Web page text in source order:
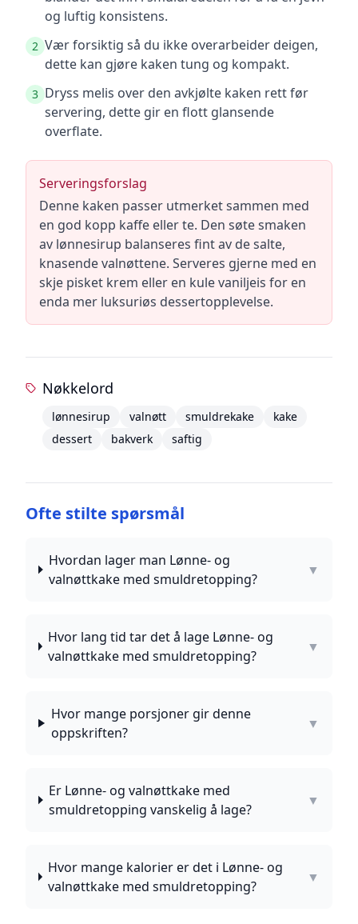
og luftig konsistens.
2 Vær forsiktig så du ikke overarbeider deigen,
dette kan gjøre kaken tung og kompakt.
3 Dryss melis over den avkjølte kaken rett før
servering, dette gir en flott glansende
overflate.
Serveringsforslag
Denne kaken passer utmerket sammen med
en god kopp kaffe eller te. Den søte smaken
av lønnesirup balanseres fint av de salte,
knasende valnøttene. Serveres gjerne med en
skje pisket krem eller en kule vaniljeis for en
enda mer luksuriøs dessertopplevelse.
Nøkkelord
lønnesirup valnøtt smuldrekake
kake
dessert
bakverk saftig
Ofte stilte spørsmål
Hvordan lager man Lønne- og
valnøttkake med smuldretopping?
▼
Hvor lang tid tar det å lage Lønne- og
valnøttkake med smuldretopping?
▼
Hvor mange porsjoner gir denne
oppskriften?
▼
Er Lønne- og valnøttkake med
smuldretopping vanskelig å lage?
▼
Hvor mange kalorier er det i Lønne- og
valnøttkake med smuldretopping?
▼